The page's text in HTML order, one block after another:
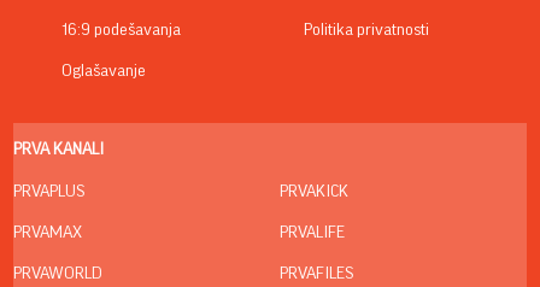
16:9 podešavanja
Oglašavanje
Politika privatnosti
PRVA KANALI
PRVAPLUS
PRVAMAX
PRVAWORLD
PRVAKICK
PRVALIFE
PRVAFILES